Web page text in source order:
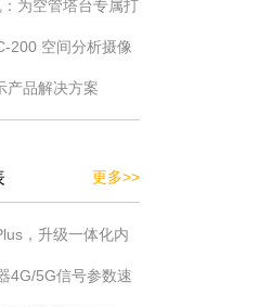
为空管塔台专属打
200 空间分析摄像
产品解决方案
更多>>
，升级一体化内
4G/5G信号参数速